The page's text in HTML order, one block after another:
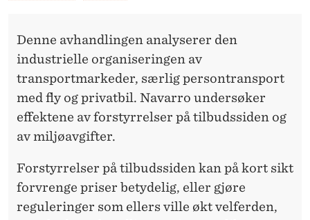
Denne avhandlingen analyserer den
industrielle organiseringen av
transportmarkeder, særlig persontransport
med fly og privatbil. Navarro undersøker
effektene av forstyrrelser på tilbudssiden og
av miljøavgifter.
Forstyrrelser på tilbudssiden kan på kort sikt
forvrenge priser betydelig, eller gjøre
reguleringer som ellers ville økt velferden,